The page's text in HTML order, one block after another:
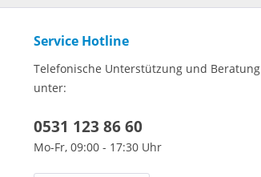
Service Hotline
Telefonische Unterstützung und Beratung
unter:
0531 123 86 60
Mo-Fr, 09:00 - 17:30 Uhr